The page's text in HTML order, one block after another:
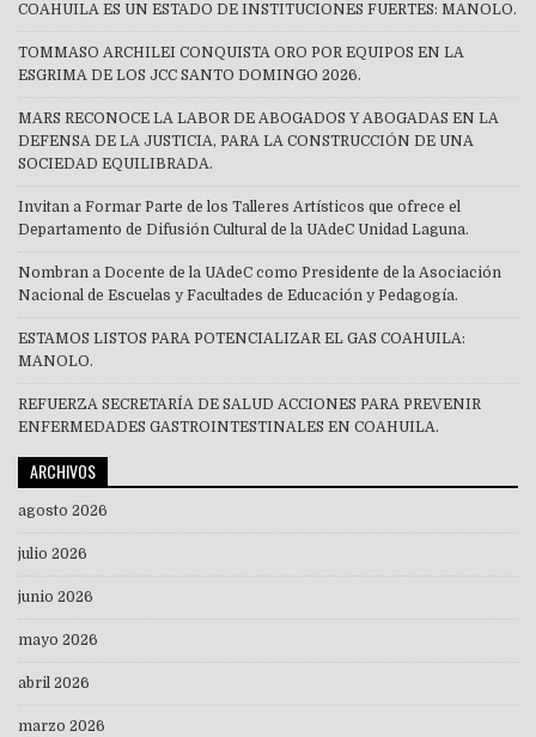
COAHUILA ES UN ESTADO DE INSTITUCIONES FUERTES: MANOLO.
TOMMASO ARCHILEI CONQUISTA ORO POR EQUIPOS EN LA
ESGRIMA DE LOS JCC SANTO DOMINGO 2026.
MARS RECONOCE LA LABOR DE ABOGADOS Y ABOGADAS EN LA
DEFENSA DE LA JUSTICIA, PARA LA CONSTRUCCIÓN DE UNA
SOCIEDAD EQUILIBRADA.
Invitan a Formar Parte de los Talleres Artísticos que ofrece el
Departamento de Difusión Cultural de la UAdeC Unidad Laguna.
Nombran a Docente de la UAdeC como Presidente de la Asociación
Nacional de Escuelas y Facultades de Educación y Pedagogía.
ESTAMOS LISTOS PARA POTENCIALIZAR EL GAS COAHUILA:
MANOLO.
REFUERZA SECRETARÍA DE SALUD ACCIONES PARA PREVENIR
ENFERMEDADES GASTROINTESTINALES EN COAHUILA.
ARCHIVOS
agosto 2026
julio 2026
junio 2026
mayo 2026
abril 2026
marzo 2026